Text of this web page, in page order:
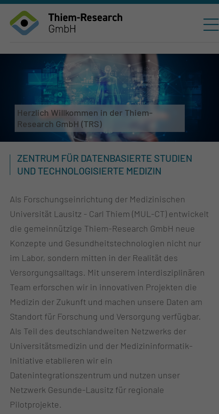
Herzlich Willkommen in der Thiem-
Research GmbH (TRS)
ZENTRUM FÜR DATENBASIERTE STUDIEN
UND TECHNOLOGISIERTE MEDIZIN
Als Forschungseinrichtung der Medizinischen
Universität Lausitz - Carl Thiem (MUL-CT) entwickelt
die gemeinnützige Thiem-Research GmbH neue
Konzepte und Gesundheitstechnologien nicht nur
im Labor, sondern mitten in der Realität des
Versorgungsalltags. Mit unserem interdisziplinären
Team erforschen wir in innovativen Projekten die
Medizin der Zukunft und machen unsere Daten am
Standort für Forschung und Versorgung verfügbar.
Als Teil des deutschlandweiten Netzwerks der
Universitätsmedizin und der Medizininformatik-
Initiative etablieren wir ein
Datenintegrationszentrum und nutzen unser
Netzwerk Gesunde-Lausitz für regionale
Pilotprojekte.